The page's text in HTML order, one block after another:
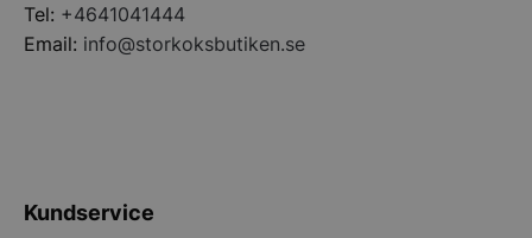
Tel: +4641041444
Email: info@storkoksbutiken.se
Kundservice